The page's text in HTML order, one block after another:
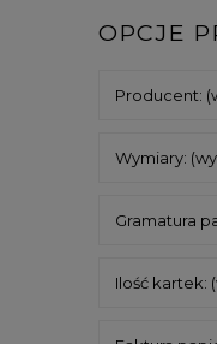
OPCJE
Producent:
Wymiary:
Gramatura
Ilość kartek: